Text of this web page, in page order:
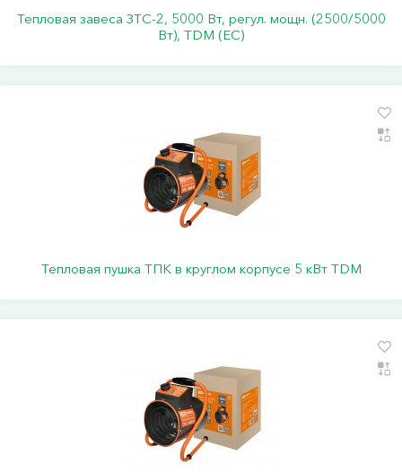
Тепловая завеса ЗТС-2, 5000 Вт, регул. мощн. (2500/5000
Вт), TDM (ЕС)
Тепловая пушка ТПК в круглом корпусе 5 кВт TDM